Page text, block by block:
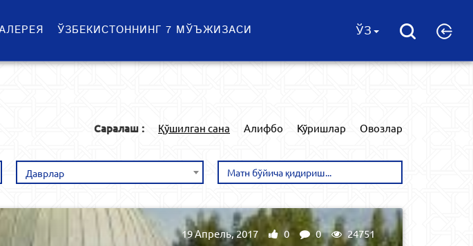
ЎЗБЕКИСТОННИНГ 7 МЎЪЖИЗАСИ ЎЗ
Саралаш : Қўшилган сана Алифбо Кўришлар Овозлар
Даврлар
19 Апрель, 2017 0 0 24751